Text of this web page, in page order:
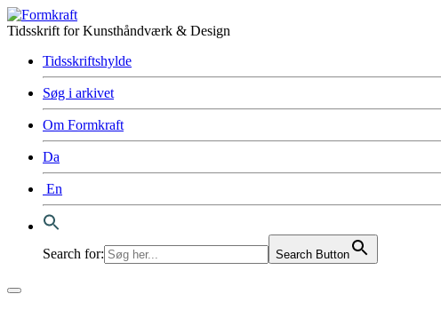
Tidsskrift for Kunsthåndværk & Design
Tidsskriftshylde
Søg i arkivet
Om Formkraft
Da
En
Search for: Search Button